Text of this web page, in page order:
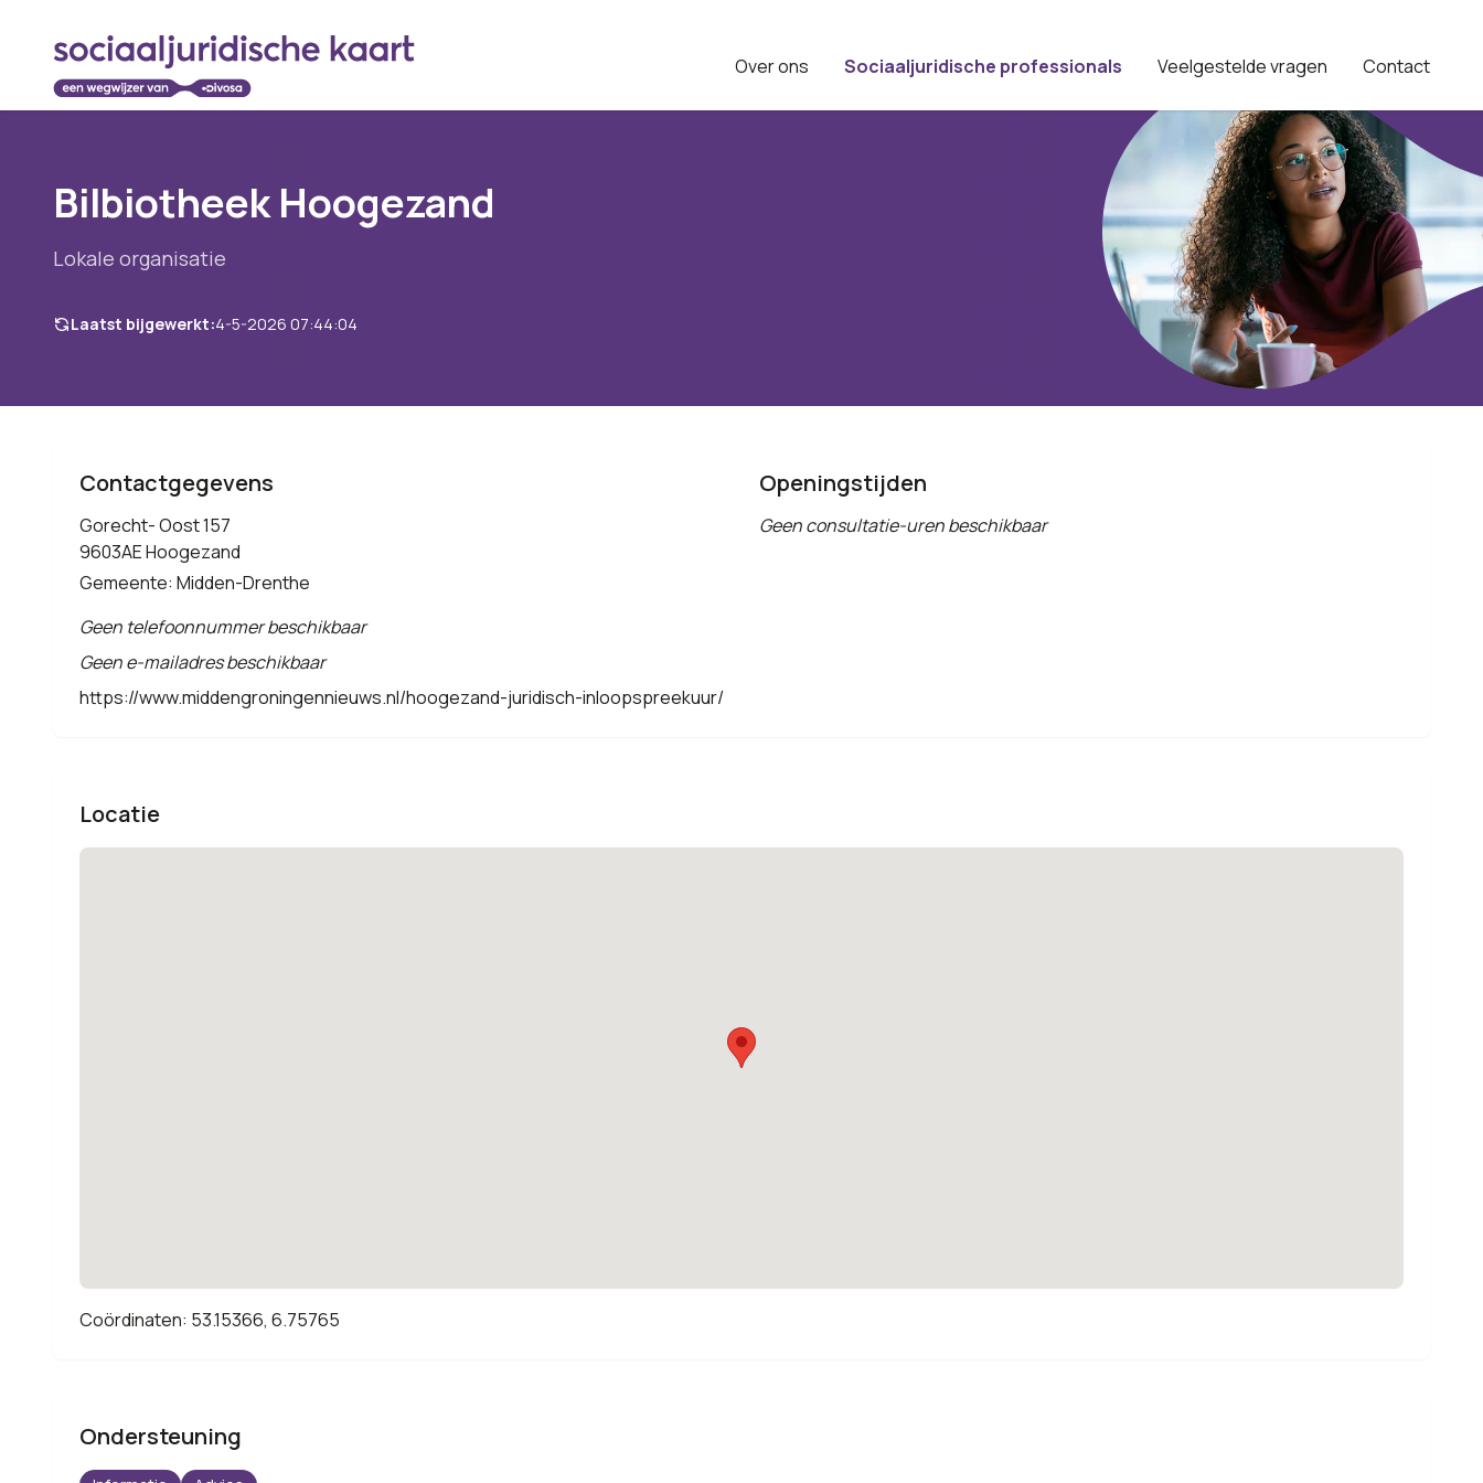
Over ons Sociaaljuridische professionals Veelgestelde vragen Contact
Bilbiotheek Hoogezand
Lokale organisatie
Laatst bijgewerkt:4-5-2026 07:44:04
Contactgegevens
Gorecht- Oost 157
9603AE Hoogezand
Gemeente: Midden-Drenthe
Geen telefoonnummer beschikbaar
Geen e-mailadres beschikbaar
https://www.middengroningennieuws.nl/hoogezand-juridisch-inloopspreekuur/
Openingstijden
Geen consultatie-uren beschikbaar
Locatie
Coördinaten: 53.15366, 6.75765
Ondersteuning